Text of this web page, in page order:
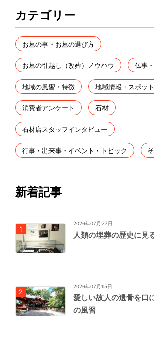
カテゴリー
お墓の事・お墓の選び方
お墓の引越し（改葬）ノウハウ 仏事
地域の風習・特徴 地域情報・スポット
消費者アンケート 石材
石材店スタッフインタビュー
行事・出来事・イベント・トピック
新着記事
2026年07月27日
人類の埋葬の歴史に見
2026年07月15日
愛しい故人の遺骨を口
の風習